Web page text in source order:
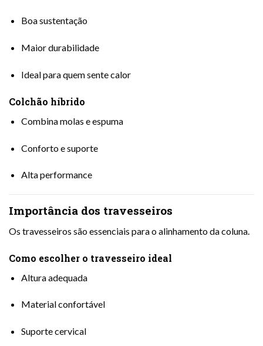
Boa sustentação
Maior durabilidade
Ideal para quem sente calor
Colchão híbrido
Combina molas e espuma
Conforto e suporte
Alta performance
Importância dos travesseiros
Os travesseiros são essenciais para o alinhamento da coluna.
Como escolher o travesseiro ideal
Altura adequada
Material confortável
Suporte cervical